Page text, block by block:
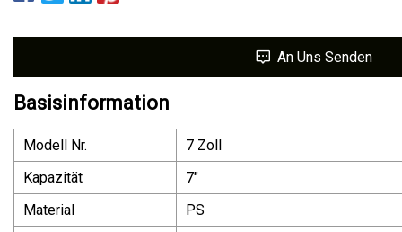
An Uns Senden
Basisinformation
Modell Nr.
7 Zoll
Kapazität
7"
Material
PS